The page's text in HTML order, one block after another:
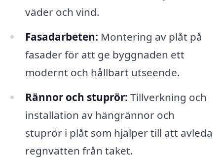
väder och vind.
Fasadarbeten: Montering av plåt på
fasader för att ge byggnaden ett
modernt och hållbart utseende.
Rännor och stuprör: Tillverkning och
installation av hängrännor och
stuprör i plåt som hjälper till att avleda
regnvatten från taket.